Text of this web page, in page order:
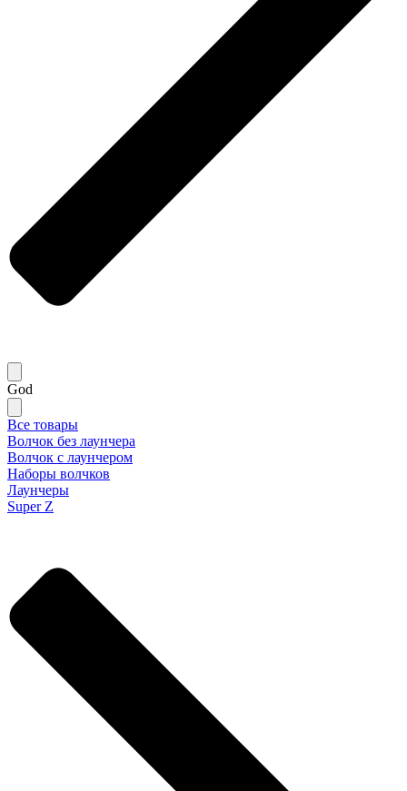
God
Все товары
Волчок без лаунчера
Волчок с лаунчером
Наборы волчков
Лаунчеры
Super Z